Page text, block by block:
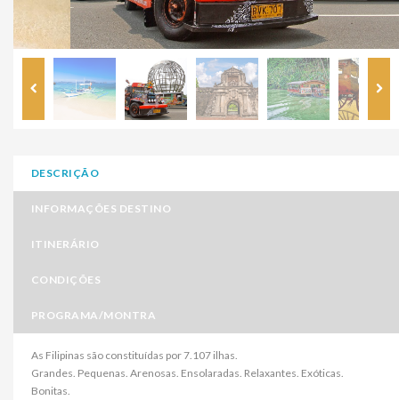
DESCRIÇÃO
INFORMAÇÕES DESTINO
ITINERÁRIO
CONDIÇÕES
PROGRAMA/MONTRA
As Filipinas são constituídas por 7.107 ilhas.
Grandes. Pequenas. Arenosas. Ensolaradas. Relaxantes. Exóticas.
Bonitas.